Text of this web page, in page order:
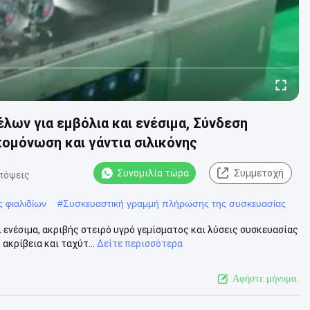
για εμβόλια και ενέσιμα, Σύνδεση
και γάντια σιλικόνης
Συνομιλία τώρα Συμμετοχή
#Συσκευαστική γραμμή πλήρωσης της συσκευασίας
ακριβής στειρό υγρό γεμίσματος και λύσεις συσκευασίας
και ταχύτ...
Δείτε περισσότερα
Αφήστε μήνυμα.